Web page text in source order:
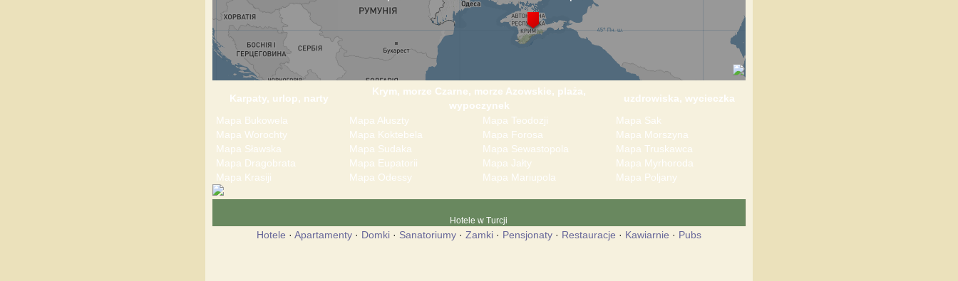
Karpaty, urlop, narty
Krym, morze Czarne, morze Azowskie, plaża,
wypoczynek
uzdrowiska, wycieczka
Mapa Bukowela
Mapa Worochty
Mapa Sławska
Mapa Dragobrata
Mapa Krasiji
Mapa Ałuszty
Mapa Koktebela
Mapa Sudaka
Mapa Eupatorii
Mapa Odessy
Mapa Teodozji
Mapa Forosa
Mapa Sewastopola
Mapa Jałty
Mapa Mariupola
Mapa Sak
Mapa Morszyna
Mapa Truskawca
Mapa Myrhoroda
Mapa Poljany
Hotele w Turcji
Hotele · Apartamenty · Domki · Sanatoriumy · Zamki · Pensjonaty · Restauracje · Kawiarnie · Pubs